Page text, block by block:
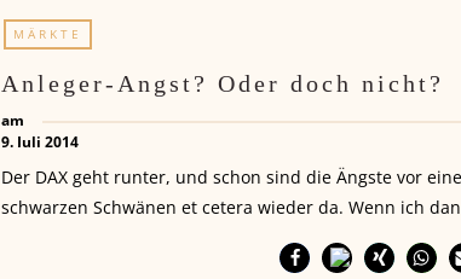
MÄRKTE
Anleger-Angst? Oder doch nicht?
am
9. Juli 2014
Der DAX geht runter, und schon sind die Ängste vor
schwarzen Schwänen et cetera wieder da. Wenn ich